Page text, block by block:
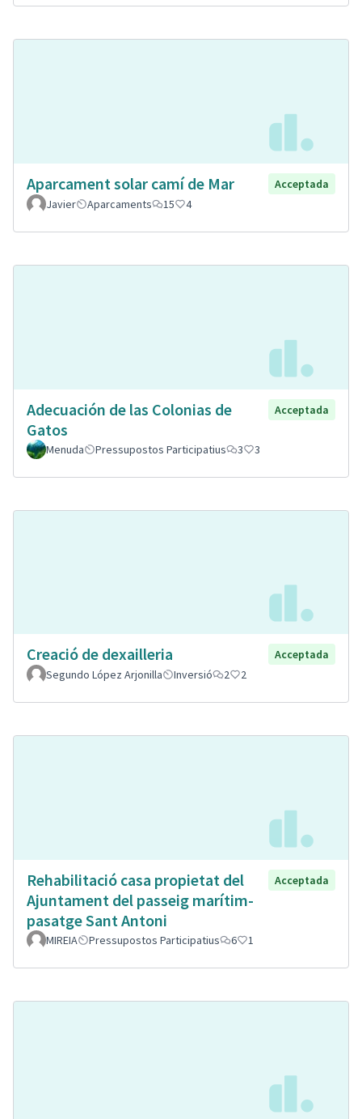
Aparcament solar camí de Mar
Acceptada
Javier
Aparcaments 15 4
Adecuación de las Colonias de
Gatos
Acceptada
Menuda Pressupostos Participatius 3 3
Creació de dexailleria
Acceptada
Segundo López Arjonilla
Inversió 2 2
Rehabilitació casa propietat del
Ajuntament del passeig marítim-
pasatge Sant Antoni
Acceptada
MIREIA Pressupostos Participatius 6 1